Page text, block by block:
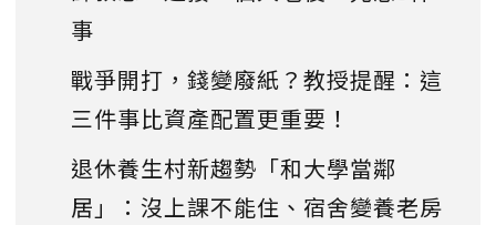
事
戰爭開打，錢變廢紙？教授提醒：這
三件事比資產配置更重要！
退休養生村新趨勢「和大學當鄰
居」：沒上課不能住、宿舍變養老房